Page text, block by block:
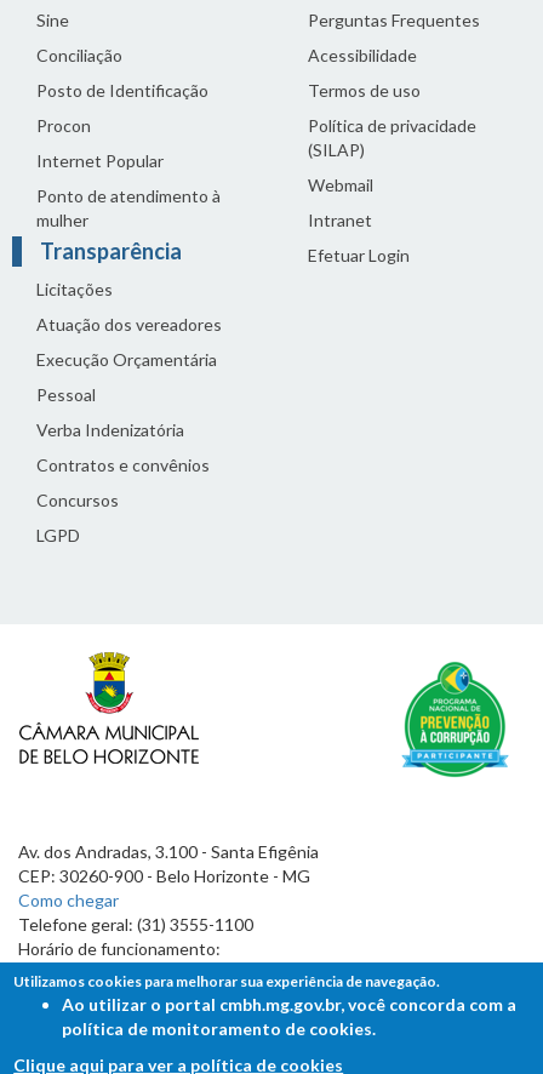
Sine
Conciliação
Posto de Identificação
Procon
Internet Popular
Ponto de atendimento à
mulher
Transparência
Licitações
Atuação dos vereadores
Execução Orçamentária
Pessoal
Verba Indenizatória
Contratos e convênios
Concursos
LGPD
Perguntas Frequentes
Acessibilidade
Termos de uso
Política de privacidade
(SILAP)
Webmail
Intranet
Efetuar Login
Av. dos Andradas, 3.100 - Santa Efigênia
CEP: 30260-900 - Belo Horizonte - MG
Como chegar
Telefone geral: (31) 3555-1100
Horário de funcionamento:
7h às 19h
Utilizamos cookies para melhorar sua experiência de navegação.
Ao utilizar o portal cmbh.mg.gov.br, você concorda com a
política de monitoramento de cookies.
Clique aqui para ver a política de cookies